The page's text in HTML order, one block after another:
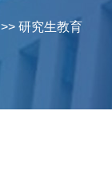
>> 研究生教育